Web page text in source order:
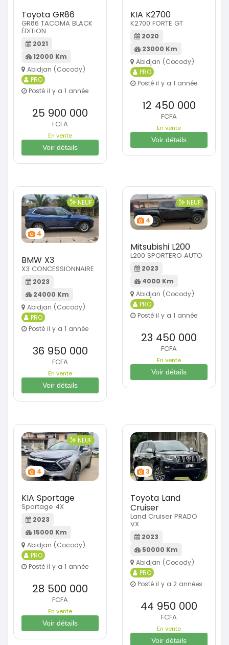
Toyota GR86
GR86 TACOMA BLACK
ÉDITION
2021
12000 Km
Abidjan (Cocody)
PRO
Posté il y a 1 année
25 900 000
FCFA
En vente
Voir détails
KIA K2700
K2700 FORTE GT
2020
23000 Km
Abidjan (Cocody)
PRO
Posté il y a 1 année
12 450 000
FCFA
En vente
Voir détails
4
NEUF
BMW X3
X3 CONCESSIONNAIRE
2023
24000 Km
Abidjan (Cocody)
PRO
Posté il y a 1 année
36 950 000
FCFA
En vente
Voir détails
4
NEUF
Mitsubishi L200
L200 SPORTERO AUTO
2023
4000 Km
Abidjan (Cocody)
PRO
Posté il y a 1 année
23 450 000
FCFA
En vente
Voir détails
4
NEUF
KIA Sportage
Sportage 4X
2023
15000 Km
Abidjan (Cocody)
PRO
Posté il y a 1 année
28 500 000
FCFA
En vente
Voir détails
3
Toyota Land
Cruiser
Land Cruiser PRADO
VX
2023
50000 Km
Abidjan (Cocody)
PRO
Posté il y a 2 années
44 950 000
FCFA
En vente
Voir détails